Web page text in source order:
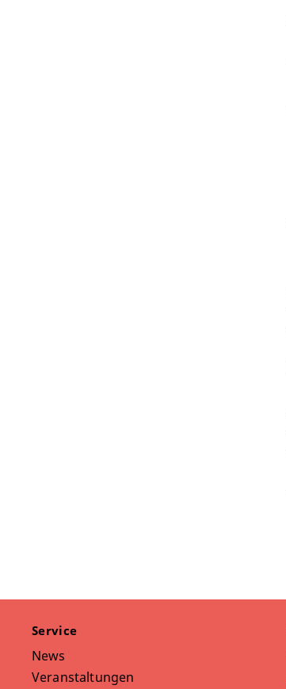
Service
News
Veranstaltungen